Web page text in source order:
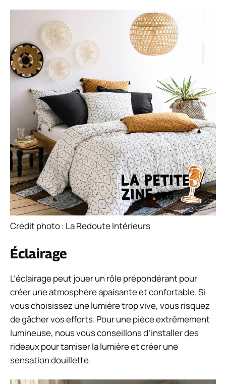
Crédit photo : La Redoute Intérieurs
Éclairage
L’éclairage peut jouer un rôle prépondérant pour
créer une atmosphère apaisante et confortable. Si
vous choisissez une lumière trop vive, vous risquez
de gâcher vos efforts. Pour une pièce extrêmement
lumineuse, nous vous conseillons d’installer des
rideaux pour tamiser la lumière et créer une
sensation douillette.